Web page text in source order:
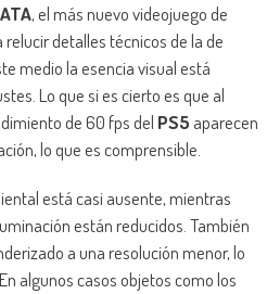
, el más nuevo videojuego de
relucir detalles técnicos de la de
medio la esencia visual está
Lo que si es cierto es que al
de 60 fps del PS5 aparecen
lo que es comprensible.
está casi ausente, mientras
están reducidos. También
a una resolución menor, lo
algunos casos objetos como los